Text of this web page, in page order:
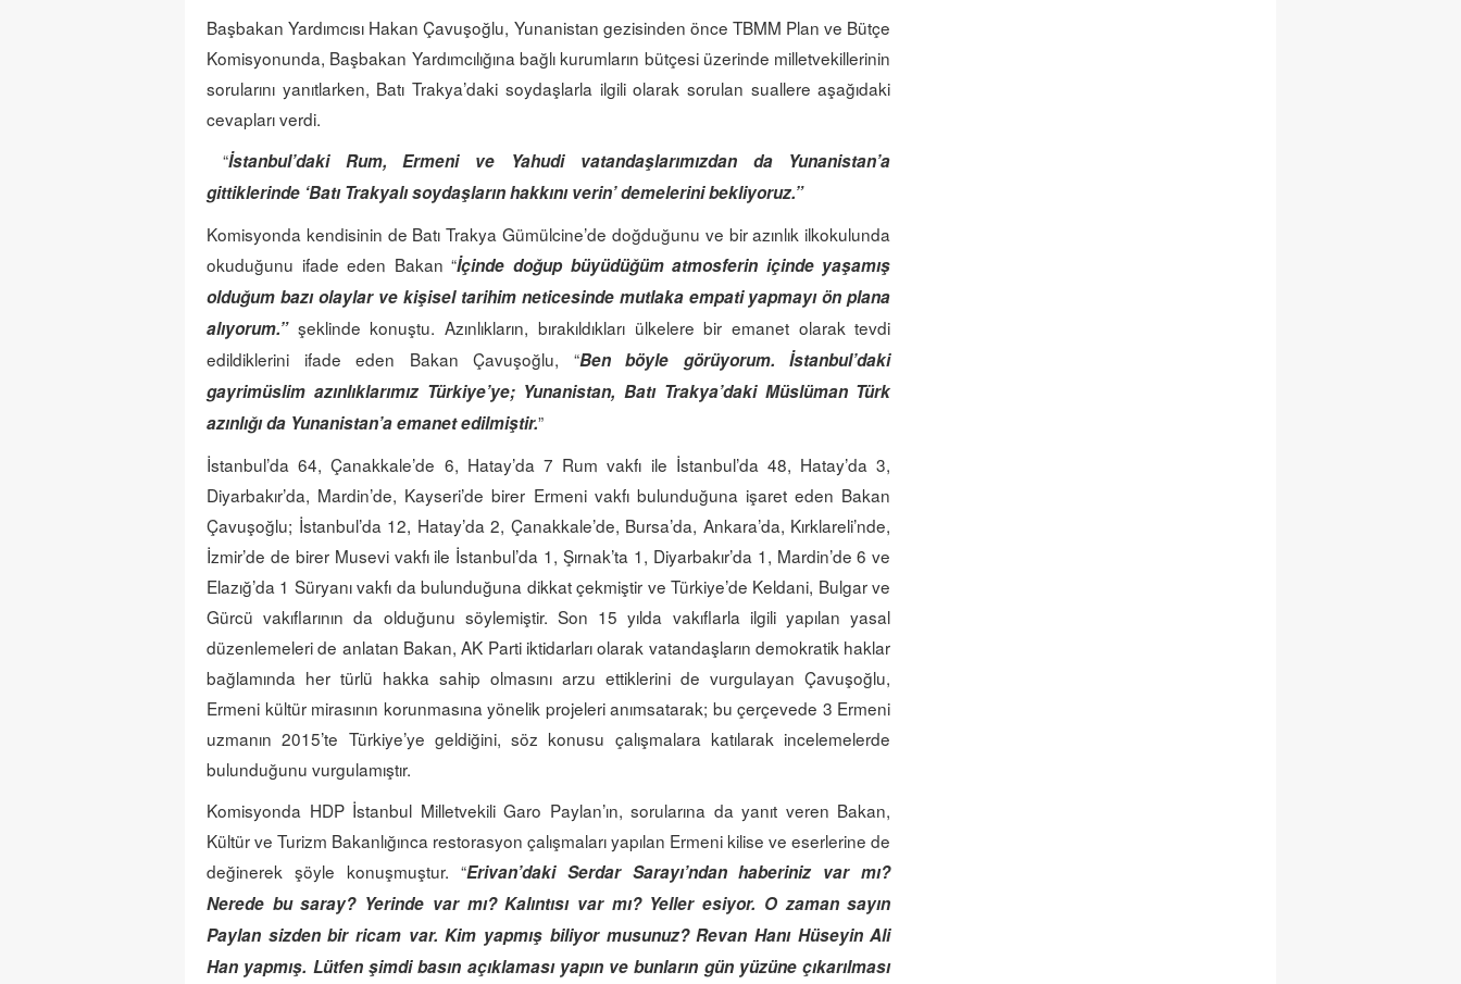
Başbakan Yardımcısı Hakan Çavuşoğlu, Yunanistan gezisinden önce TBMM Plan ve Bütçe
Komisyonunda, Başbakan Yardımcılığına bağlı kurumların bütçesi üzerinde milletvekillerinin
sorularını yanıtlarken, Batı Trakya’daki soydaşlarla ilgili olarak sorulan suallere aşağıdaki
cevapları verdi.
“İstanbul’daki Rum, Ermeni ve Yahudi vatandaşlarımızdan da Yunanistan’a
gittiklerinde ‘Batı Trakyalı soydaşların hakkını verin’ demelerini bekliyoruz.”
Komisyonda kendisinin de Batı Trakya Gümülcine’de doğduğunu ve bir azınlık ilkokulunda
okuduğunu ifade eden Bakan “İçinde doğup büyüdüğüm atmosferin içinde yaşamış
olduğum bazı olaylar ve kişisel tarihim neticesinde mutlaka empati yapmayı ön plana
alıyorum.”şeklinde konuştu. Azınlıkların, bırakıldıkları ülkelere bir emanet olarak tevdi
edildiklerini ifade eden Bakan Çavuşoğlu, “Ben böyle görüyorum. İstanbul’daki
gayrimüslim azınlıklarımız Türkiye’ye; Yunanistan, Batı Trakya’daki Müslüman Türk
azınlığı da Yunanistan’a emanet edilmiştir.”
İstanbul’da 64, Çanakkale’de 6, Hatay’da 7 Rum vakfı ile İstanbul’da 48, Hatay’da 3,
Diyarbakır’da, Mardin’de, Kayseri’de birer Ermeni vakfı bulunduğuna işaret eden Bakan
Çavuşoğlu; İstanbul’da 12, Hatay’da 2, Çanakkale’de, Bursa’da, Ankara’da, Kırklareli’nde,
İzmir’de de birer Musevi vakfı ile İstanbul’da 1, Şırnak’ta 1, Diyarbakır’da 1, Mardin’de 6 ve
Elazığ’da 1 Süryanı vakfı da bulunduğuna dikkat çekmiştir ve Türkiye’de Keldani, Bulgar ve
Gürcü vakıflarının da olduğunu söylemiştir. Son 15 yılda vakıflarla ilgili yapılan yasal
düzenlemeleri de anlatan Bakan, AK Parti iktidarları olarak vatandaşların demokratik haklar
bağlamında her türlü hakka sahip olmasını arzu ettiklerini de vurgulayan Çavuşoğlu,
Ermeni kültür mirasının korunmasına yönelik projeleri anımsatarak; bu çerçevede 3 Ermeni
uzmanın 2015’te Türkiye’ye geldiğini, söz konusu çalışmalara katılarak incelemelerde
bulunduğunu vurgulamıştır.
Komisyonda HDP İstanbul Milletvekili Garo Paylan’ın, sorularına da yanıt veren Bakan,
Kültür ve Turizm Bakanlığınca restorasyon çalışmaları yapılan Ermeni kilise ve eserlerine de
değinerek şöyle konuşmuştur. “Erivan’daki Serdar Sarayı’ndan haberiniz var mı?
Nerede bu saray? Yerinde var mı? Kalıntısı var mı? Yeller esiyor. O zaman sayın
Paylan sizden bir ricam var. Kim yapmış biliyor musunuz? Revan Hanı Hüseyin Ali
Han yapmış. Lütfen şimdi basın açıklaması yapın ve bunların gün yüzüne çıkarılması